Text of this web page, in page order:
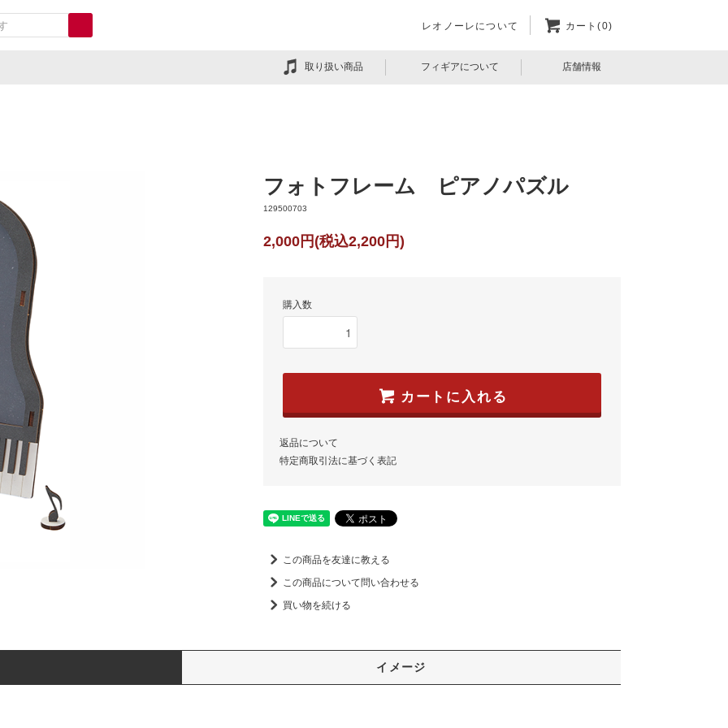
レオノーレについて カート(0)
取り扱い商品 フィギアについて 店舗情報
フォトフレーム ピアノパズル
129500703
2,000円(税込2,200円)
購入数
カートに入れる
返品について
特定商取引法に基づく表記
この商品を友達に教える
この商品について問い合わせる
買い物を続ける
イメージ